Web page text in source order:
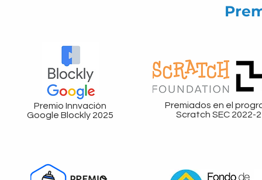
Premio Innvación
Google Blockly 2025
Premiados en el
Scratch SEC 2022-